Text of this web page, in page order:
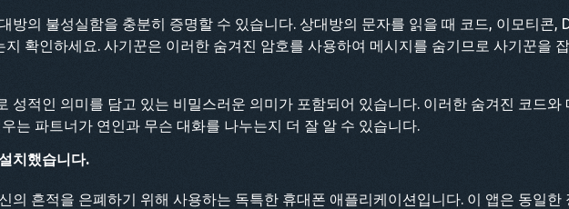
방의 불성실함을 충분히 증명할 수 있습니다. 상대방의 문자를 읽을 때 코드, 이모티콘,
확인하세요. 사기꾼은 이러한 숨겨진 암호를 사용하여 메시지를 숨기므로 사기꾼을
성적인 의미를 담고 있는 비밀스러운 의미가 포함되어 있습니다. 이러한 숨겨진 코드와
는 파트너가 연인과 무슨 대화를 나누는지 더 잘 알 수 있습니다.
치했습니다.
의 흔적을 은폐하기 위해 사용하는 독특한 휴대폰 애플리케이션입니다. 이 앱은 동일한